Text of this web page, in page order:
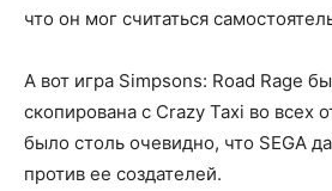
что он мог считаться
А вот игра Simpsons: Road Rage
скопирована с Crazy Taxi во всех
было столь очевидно, что SEGA
против ее создателей.